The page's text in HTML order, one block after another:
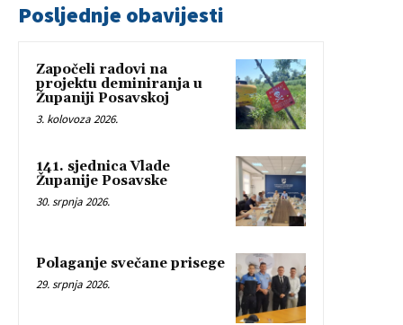
Posljednje obavijesti
Započeli radovi na
projektu deminiranja u
Županiji Posavskoj
3. kolovoza 2026.
141. sjednica Vlade
Županije Posavske
30. srpnja 2026.
Polaganje svečane prisege
29. srpnja 2026.